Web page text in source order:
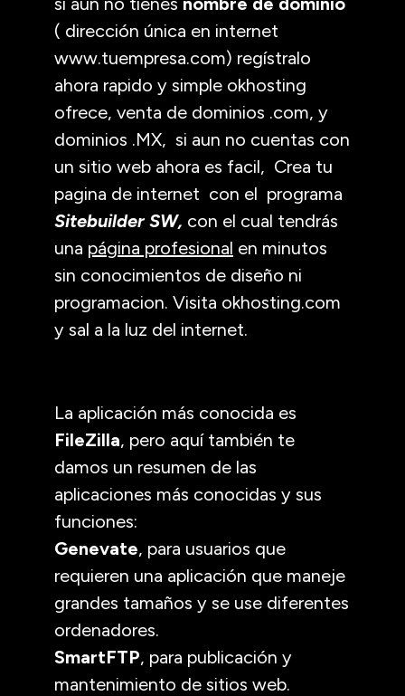
( dirección única en internet
www.tuempresa.com) regístralo
ahora rapido y simple okhosting
ofrece, venta de dominios .com, y
dominios .MX, si aun no cuentas con
un sitio web ahora es facil, Crea tu
pagina de internet con el programa
Sitebuilder SW, con el cual tendrás
una página profesional en minutos
sin conocimientos de diseño ni
programacion. Visita okhosting.com
y sal a la luz del internet.
La aplicación más conocida es
FileZilla, pero aquí también te
damos un resumen de las
aplicaciones más conocidas y sus
funciones:
Genevate, para usuarios que
requieren una aplicación que maneje
grandes tamaños y se use diferentes
ordenadores.
SmartFTP, para publicación y
mantenimiento de sitios web.